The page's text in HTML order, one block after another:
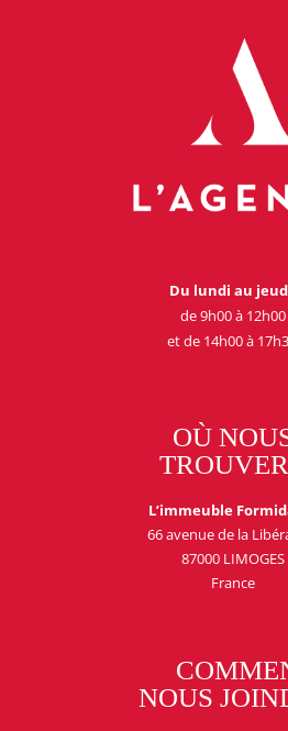
Du lundi au
de 9h00 à 12h00
et de 14h00 à
OÙ
L’immeuble
66 avenue de la
87000 LIMOGES
France
NOUS